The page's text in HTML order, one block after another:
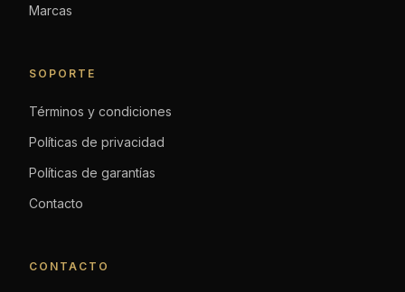
Marcas
SOPORTE
Términos y condiciones
Políticas de privacidad
Políticas de garantías
Contacto
CONTACTO